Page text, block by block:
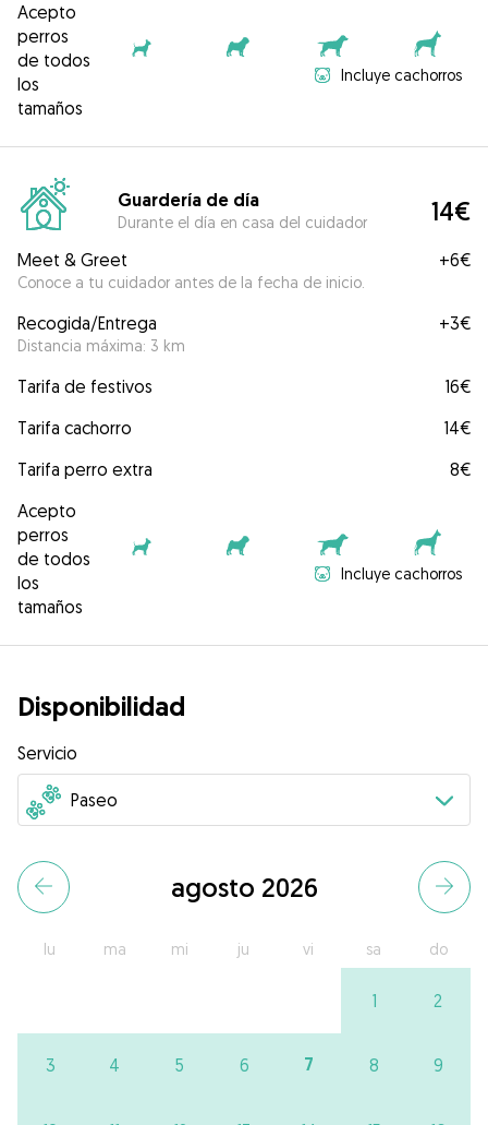
Acepto
perros
de todos
los
tamaños
Incluye cachorros
Guardería de día
Durante el día en casa del cuidador 14€
Meet & Greet
Conoce a tu cuidador antes de la fecha de inicio.
+6€
Recogida/Entrega
Distancia máxima: 3 km
+3€
Tarifa de festivos
16€
Tarifa cachorro
14€
Tarifa perro extra
8€
Acepto
perros
de todos
los
tamaños
Incluye cachorros
Disponibilidad
Servicio
agosto 2026
lu ma mi ju vi sa do
1 2
3 4 5 6 7 8 9